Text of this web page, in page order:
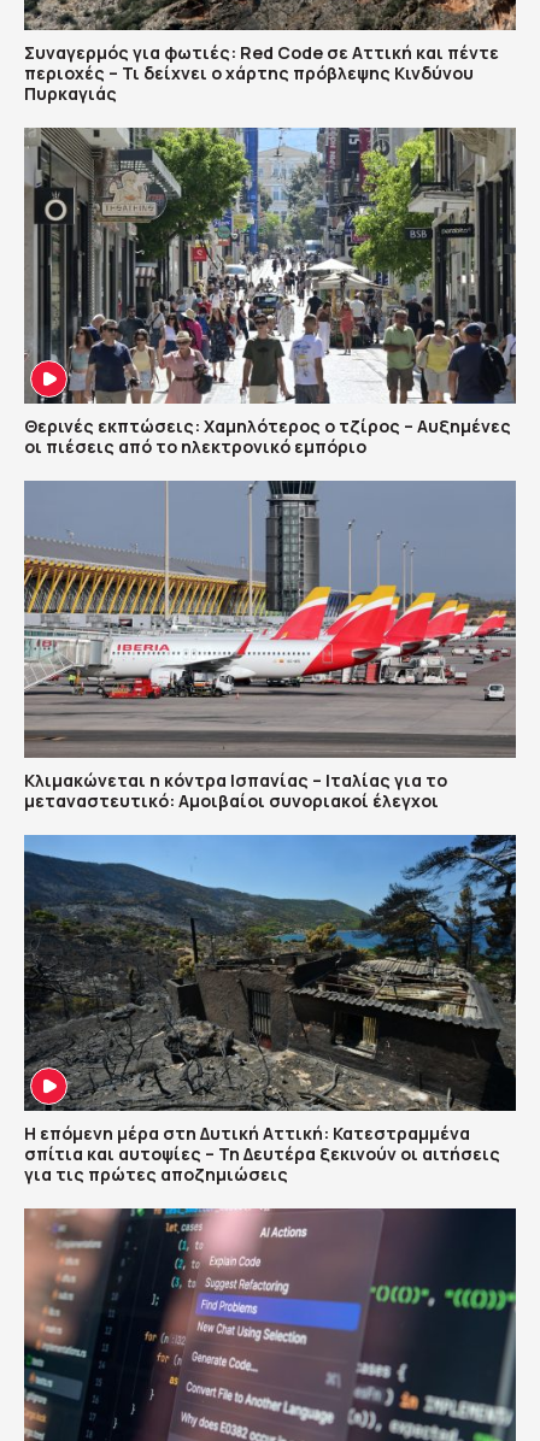
Συναγερμός για φωτιές: Red Code σε Αττική και πέντε
περιοχές – Τι δείχνει ο χάρτης πρόβλεψης Κινδύνου
Πυρκαγιάς
Θερινές εκπτώσεις: Χαμηλότερος ο τζίρος – Αυξημένες
οι πιέσεις από το ηλεκτρονικό εμπόριο
Κλιμακώνεται η κόντρα Ισπανίας – Ιταλίας για το
μεταναστευτικό: Αμοιβαίοι συνοριακοί έλεγχοι
Η επόμενη μέρα στη Δυτική Αττική: Κατεστραμμένα
σπίτια και αυτοψίες – Τη Δευτέρα ξεκινούν οι αιτήσεις
για τις πρώτες αποζημιώσεις